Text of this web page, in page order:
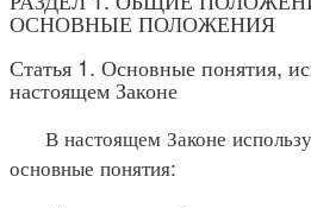
ОСНОВНЫЕ ПОЛОЖЕНИЯ
Статья 1. Основные понятия,
настоящем Законе
В настоящем Законе
основные понятия: